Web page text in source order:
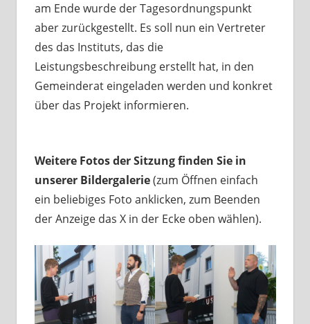
am Ende wurde der Tagesordnungspunkt
aber zurückgestellt. Es soll nun ein Vertreter
des das Instituts, das die
Leistungsbeschreibung erstellt hat, in den
Gemeinderat eingeladen werden und konkret
über das Projekt informieren.
Weitere Fotos der Sitzung finden Sie in
unserer Bildergalerie(zum Öffnen einfach
ein beliebiges Foto anklicken, zum Beenden
der Anzeige das X in der Ecke oben wählen).